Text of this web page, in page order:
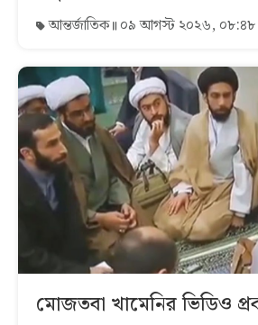
আন্তর্জাতিক ০৯ আগস্ট ২০২৬,
মোজতবা খামেনির ভিডিও